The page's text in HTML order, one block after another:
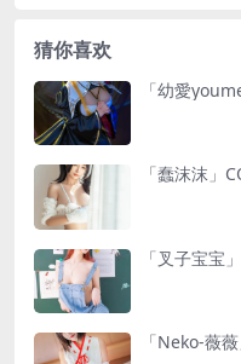
猜你喜欢
「幼愛
「蠢沫沫」
「叉子宝宝
「Neko-薇